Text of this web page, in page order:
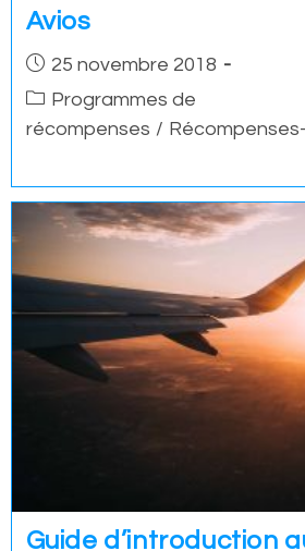
Avios
Post25 novembre 2018
PostProgrammes de
récompenses /
Guide d’introduction